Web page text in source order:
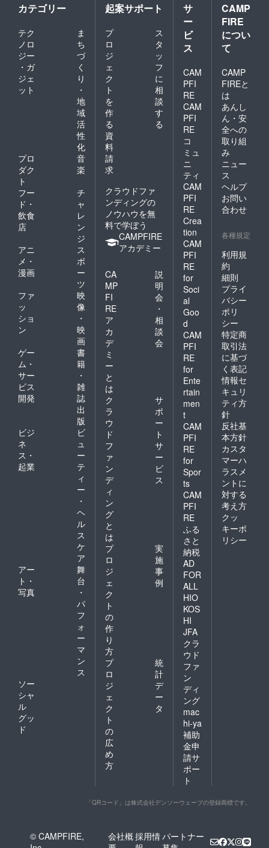
カテゴリー
テク
ノロ
ジー
・ガ
ジェ
ット
ま
ち
づ
く
り
・
地
域
活
性
化
プロ
ダク
ト
音
楽
フー
ド・
飲食
店
チ
ャ
レ
ン
ジ
アニ
メ・
漫画
ス
ポ
ー
ツ
ファ
ッ
ショ
ン
映
像
・
映
画
ゲー
ム・
サー
ビス
開発
書
籍
・
雑
誌
出
版
ビジ
ネ
ス・
起業
ビ
ュ
ー
テ
ィ
ー
・
ヘ
ル
ス
ケ
ア
アー
ト・
写真
舞
台
・
パ
フ
ォ
ー
マ
ン
ス
ソー
シャ
ル
グッ
ド
起案サポート
プ
ロ
ジ
ェ
ク
ト
を
作
る
ス
タ
ッ
フ
に
相
談
す
る
資
料
請
求
クラウドファ
ンディングの
ノウハウを無
料で学ぼう
CAMPFIRE
アカデミー
CA
MP
FI
RE
ア
カ
デ
ミ
ー
と
は
説
明
会
・
相
談
会
ク
ラ
ウ
ド
フ
ァ
ン
デ
ィ
ン
グ
と
は
サ
ポ
ー
ト
サ
ー
ビ
ス
プ
ロ
ジ
ェ
ク
ト
の
作
り
方
実
施
事
例
プ
ロ
ジ
ェ
ク
ト
の
広
め
方
統
計
デ
ー
タ
サ
ー
ビ
ス
CAM
PFI
RE
CAM
PFI
RE
コ
ミュ
ニ
ティ
CAM
PFI
RE
Crea
tion
CAM
PFI
RE
for
Soci
al
Goo
d
CAM
PFI
RE
for
Ente
rtain
men
t
CAM
PFI
RE
for
Spor
ts
CAM
PFI
RE
ふる
さと
納税
AD
FOR
ALL
HIO
KOS
HI
JFA
クラ
ウド
ファ
ン
ディ
ング
mac
hi-ya
補助
金申
請サ
ポー
ト
CAMP
FIRE
につい
て
CAMP
FIREと
は
あんし
ん・安
全への
取り組
み
ニュー
ス
ヘルプ
お問い
合わせ
各種規定
利用規
約
細則
プライ
バシー
ポリ
シー
特定商
取引法
に基づ
く表記
情報セ
キュリ
ティ方
針
反社基
本方針
カスタ
マーハ
ラスメ
ントに
対する
考え方
クッ
キーポ
リシー
「QRコード」は株式会社デンソーウェーブの登録商標です。
© CAMPFIRE,
会社概採用情パートナー